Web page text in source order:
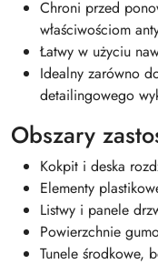
Chroni przed
właściwościom
Łatwy w użyciu
Idealny zarówno
detailingowego
Obszary
Kokpit i deska
Elementy
Listwy i panele
Powierzchnie
Tunele środkowe,